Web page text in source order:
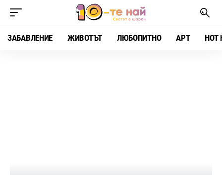
ЗАБАВЛЕНИЕ ЖИВОТЪТ ЛЮБОПИТНО АРТ HOT